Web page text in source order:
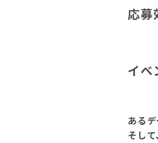
応募
イベ
ある
そし